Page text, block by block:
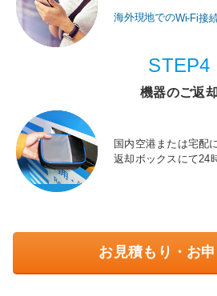
海外現地でのWi-Fi接
STEP4
機器のご返
国内空港または宅配
返却ボックスにて24
お見積もり・お